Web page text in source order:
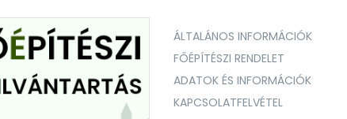
ÁLTALÁNOS INFORMÁCIÓK
FŐÉPÍTÉSZI RENDELET
ADATOK ÉS INFORMÁCIÓK
KAPCSOLATFELVÉTEL